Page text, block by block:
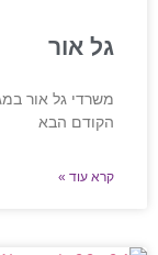
גל אור
הקודם הבא
קרא עוד »